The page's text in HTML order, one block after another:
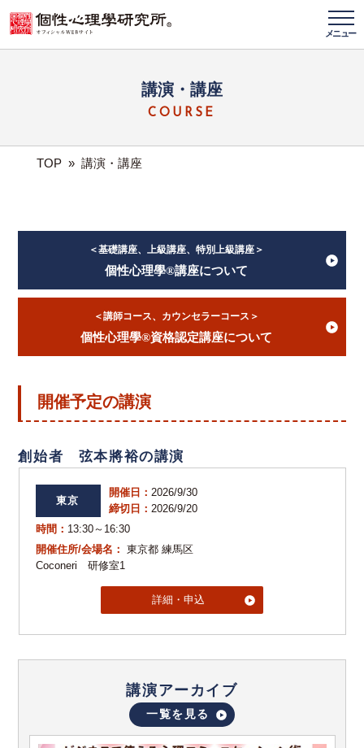
メニュー
講演・講座
COURSE
TOP » 講演・講座
＜基礎講座、上級講座、特別上級講座＞
個性心理學®講座について
＜講師コース、カウンセラーコース＞
個性心理學®資格認定講座について
開催予定の講演
創始者 弦本將裕の講演
東京
開催日： 2026/9/30
締切日： 2026/9/20
時間： 13:30～16:30
開催住所/会場名： 東京都 練馬区
Coconeri 研修室1
詳細・申込
講演アーカイブ
一覧を見る